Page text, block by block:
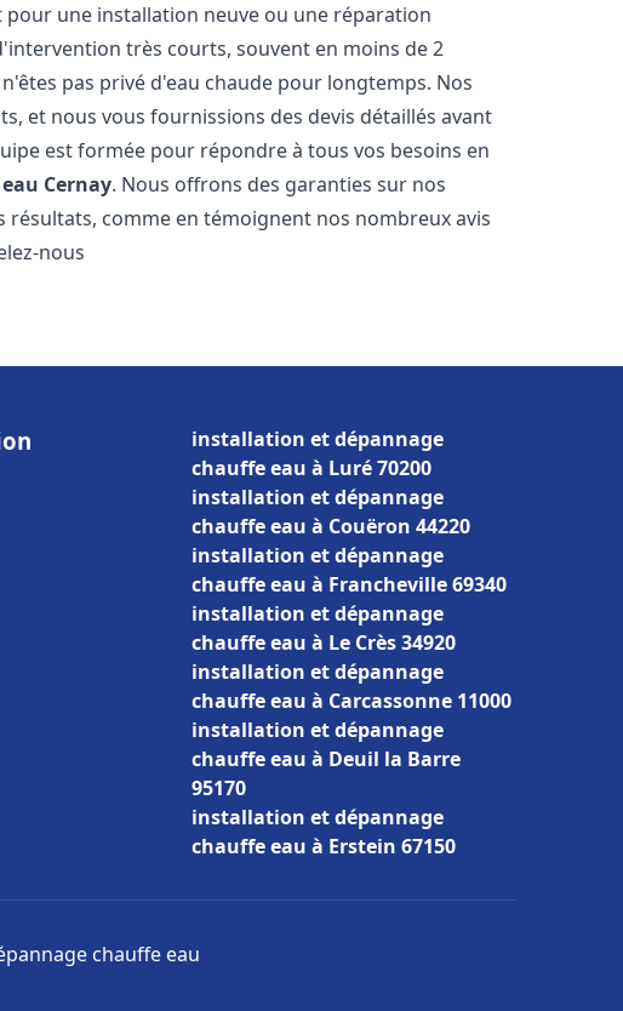
pour une installation neuve ou une réparation
très courts, souvent en moins de 2
pas privé d'eau chaude pour longtemps. Nos
et nous vous fournissions des devis détaillés avant
est formée pour répondre à tous vos besoins en
Cernay. Nous offrons des garanties sur nos
résultats, comme en témoignent nos nombreux avis
nous
installation et dépannage
chauffe eau à Luré 70200
installation et dépannage
chauffe eau à Couëron 44220
installation et dépannage
chauffe eau à Francheville 69340
installation et dépannage
chauffe eau à Le Crès 34920
installation et dépannage
chauffe eau à Carcassonne 11000
installation et dépannage
chauffe eau à Deuil la Barre
95170
installation et dépannage
chauffe eau à Erstein 67150
chauffe eau